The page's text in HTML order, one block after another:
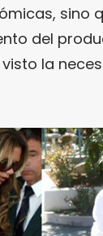
sino
del
la